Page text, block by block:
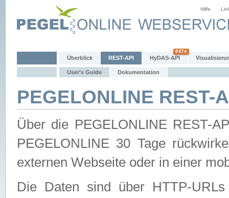
Hilfe
Überblick REST-API HyDAS-API
User's Guide Dokumentation
PEGELONLINE REST-
Über die PEGELONLINE REST-
PEGELONLINE 30 Tage
externen Webseite oder in einer
Die Daten sind über HTTP-